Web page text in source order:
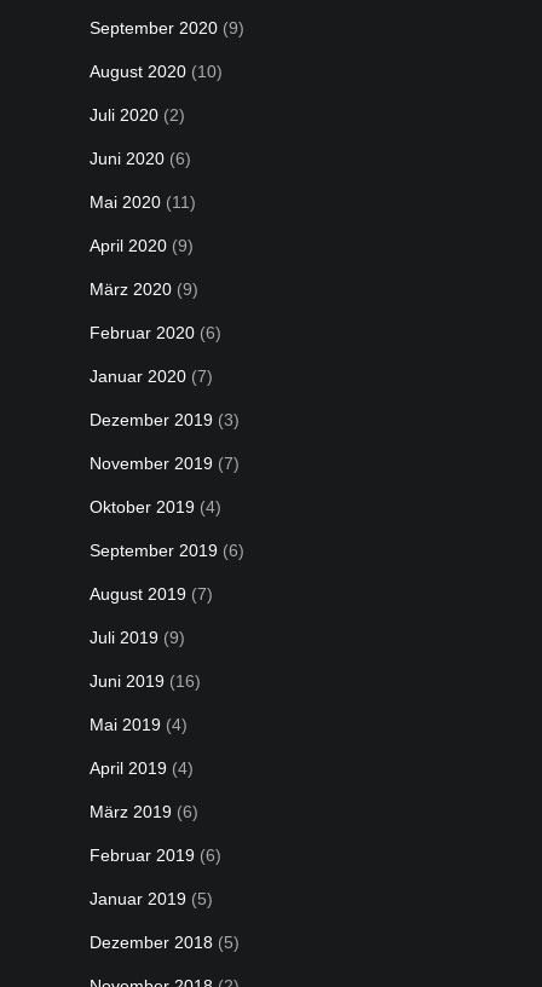
September 2020 (9)
August 2020 (10)
Juli 2020 (2)
Juni 2020 (6)
Mai 2020 (11)
April 2020 (9)
März 2020 (9)
Februar 2020 (6)
Januar 2020 (7)
Dezember 2019 (3)
November 2019 (7)
Oktober 2019 (4)
September 2019 (6)
August 2019 (7)
Juli 2019 (9)
Juni 2019 (16)
Mai 2019 (4)
April 2019 (4)
März 2019 (6)
Februar 2019 (6)
Januar 2019 (5)
Dezember 2018 (5)